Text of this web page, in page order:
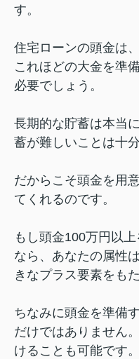
す。
住宅ローンの頭金は
これほどの大金を準
必要でしょう。
長期的な貯蓄は本当
蓄が難しいことは十
だからこそ頭金を用
てくれるのです。
もし頭金100万円以
なら、あなたの属性
きなプラス要素をも
ちなみに頭金を準備
だけではありません
けることも可能です。